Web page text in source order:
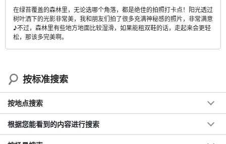
在绿苔覆盖的森林里，无论选哪个角落，都是绝佳的拍照打卡点！阳光透过
树叶洒下的光影非常美，我和朋友们拍了很多充满神秘感的照片，非常满意
♪不过，森林里有些地方地面比较湿滑，如果能租双鞋的话，走起来会更轻
松，那该多完美啊。
按标准搜索
按地点搜索
根据您能看到的内容进行搜索